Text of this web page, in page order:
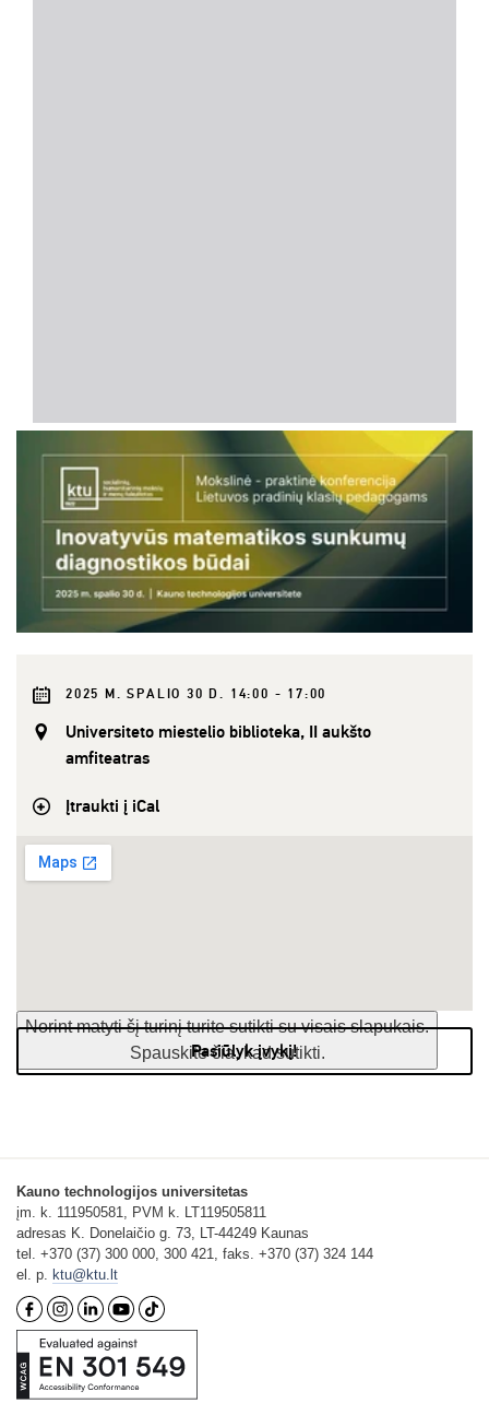
2025 M. SPALIO 30 D. 14:00 - 17:00
Universiteto miestelio biblioteka, II aukšto
amfiteatras
Įtraukti į iCal
Norint matyti šį turinį turite sutikti su visais slapukais.
Spauskite čia, kad sutikti.
Pasiūlyk įvykį!
Kauno technologijos universitetas
įm. k. 111950581, PVM k. LT119505811
adresas K. Donelaičio g. 73, LT-44249 Kaunas
tel. +370 (37) 300 000, 300 421, faks. +370 (37) 324 144
el. p. ktu@ktu.lt